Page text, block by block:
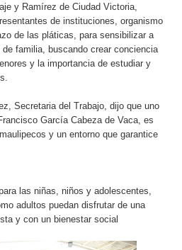
y Ramírez de Ciudad Victoria,
de instituciones, organismo
de las pláticas, para sensibilizar a
familia, buscando crear conciencia
y la importancia de estudiar y
Secretaria del Trabajo, dijo que uno
García Cabeza de Vaca, es
y un entorno que garantice
las niñas, niños y adolescentes,
adultos puedan disfrutar de una
y con un bienestar social